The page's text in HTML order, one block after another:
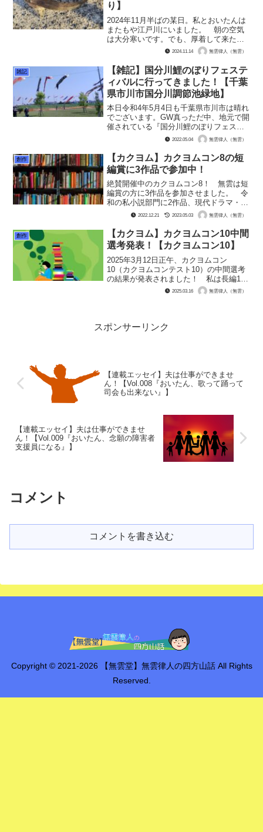
り】
2024年11月半ばの某日。私とおいたんは
またもや江戸川にいました。 朝の空気
は大分寒いです。でも、厚着して来たか
ら大丈夫！ ……と、最初の内は余裕ぶ
ットのほうじ茶を買いましたし、ファミ
チキもすぐに冷めて...
2024.11.14 無雲律人（無雲）
雑記
【雑記】国分川鯉のぼりフェステ
ィバルに行ってきました！【千葉
県市川市国分川調節池緑地】
本日令和4年5月4日も千葉県市川市は晴れ
でございます。GW真っただ中、地元で開
催されている『国分川鯉のぼりフェステ
ィバル』に行って参りました。画像と動
画満載でこの記事を書きたいと思いま
す。 国分川と国分川調節池緑地に飾ら
れた鯉のぼりは約50...
2022.05.04 無雲律人（無雲）
創作
【カクヨム】カクヨムコン8の短
編賞に3作品で参加中！
絶賛開催中のカクヨムコン8！ 無雲は短
編賞の方に3作品を参加させました。 令
和の私小説部門に2作品、現代ドラマ・ホ
ラー部門に1作品と投入。 まずはそれぞ
れの作品のご紹介をば。【歌舞伎町を闊
歩していても一度もキャッチに声を掛け
られなかった私の...
2022.12.21 2023.05.03 無雲律人（無雲）
創作
【カクヨム】カクヨムコン10中間
選考発表！【カクヨムコン10】
2025年3月12日正午、カクヨムコン
10（カクヨムコンテスト10）の中間選考
の結果が発表されました！ 私は長編1本
と短編9本で参戦していました。短編9本
の内7本は運営様からのお題で書いたもの
2025.03.16 無雲律人（無雲）
スポンサーリンク
【連載エッセイ】夫は仕事ができませ
ん！【Vol.008『おいたん、歌って踊って
司会も出来ない』】
【連載エッセイ】夫は仕事ができませ
ん！【Vol.009『おいたん、念願の障害者
支援員になる』】
コメント
コメントを書き込む
Copyright © 2021-2026 【無雲堂】無雲律人の四方山話 All Rights
Reserved.